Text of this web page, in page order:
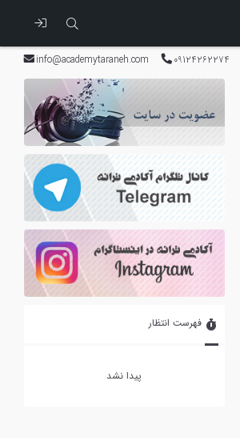
09124262274
info@academytaraneh.com
فهرست انتظار
پیدا نشد